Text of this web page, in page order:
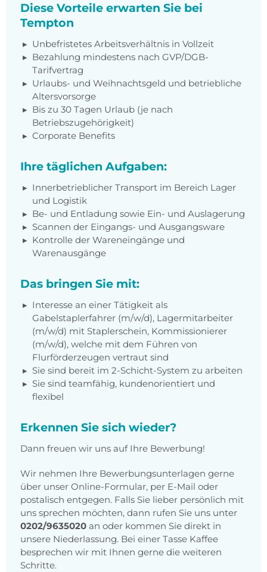
Diese Vorteile erwarten Sie bei
Tempton
Unbefristetes Arbeitsverhältnis in Vollzeit
Bezahlung mindestens nach GVP/DGB-
Tarifvertrag
Urlaubs- und Weihnachtsgeld und betriebliche
Altersvorsorge
Bis zu 30 Tagen Urlaub (je nach
Betriebszugehörigkeit)
Corporate Benefits
Ihre täglichen Aufgaben:
Innerbetrieblicher Transport im Bereich Lager
und Logistik
Be- und Entladung sowie Ein- und Auslagerung
Scannen der Eingangs- und Ausgangsware
Kontrolle der Wareneingänge und
Warenausgänge
Das bringen Sie mit:
Interesse an einer Tätigkeit als
Gabelstaplerfahrer (m/w/d), Lagermitarbeiter
(m/w/d) mit Staplerschein, Kommissionierer
(m/w/d), welche mit dem Führen von
Flurförderzeugen vertraut sind
Sie sind bereit im 2-Schicht-System zu arbeiten
Sie sind teamfähig, kundenorientiert und
flexibel
Erkennen Sie sich wieder?
Dann freuen wir uns auf Ihre Bewerbung!
Wir nehmen Ihre Bewerbungsunterlagen gerne
über unser Online-Formular, per E-Mail oder
postalisch entgegen. Falls Sie lieber persönlich mit
uns sprechen möchten, dann rufen Sie uns unter
0202/9635020 an oder kommen Sie direkt in
unsere Niederlassung. Bei einer Tasse Kaffee
besprechen wir mit Ihnen gerne die weiteren
Schritte.